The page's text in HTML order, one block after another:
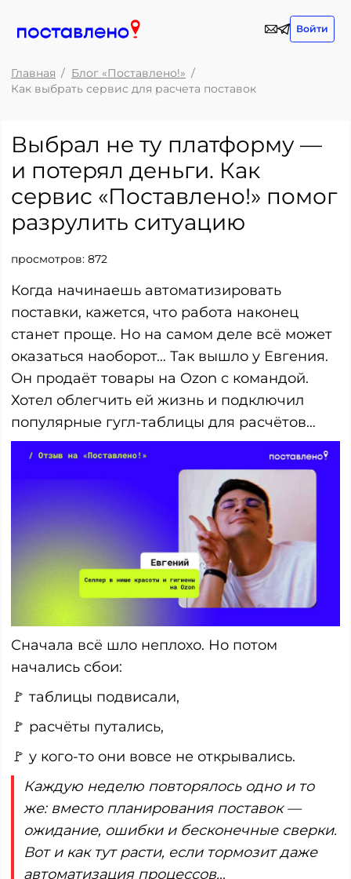
Войти
Главная
Блог «Поставлено!»
Как выбрать сервис для расчета поставок
Выбрал не ту платформу —
и потерял деньги. Как
сервис «Поставлено!» помог
разрулить ситуацию
просмотров: 872
Когда начинаешь автоматизировать
поставки, кажется, что работа наконец
станет проще. Но на самом деле всё может
оказаться наоборот… Так вышло у Евгения.
Он продаёт товары на Ozon с командой.
Хотел облегчить ей жизнь и подключил
популярные гугл-таблицы для расчётов…
Сначала всё шло неплохо. Но потом
начались сбои:
🚩 таблицы подвисали,
🚩 расчёты путались,
🚩 у кого-то они вовсе не открывались.
Каждую неделю повторялось одно и то
же: вместо планирования поставок —
ожидание, ошибки и бесконечные сверки.
Вот и как тут расти, если тормозит даже
автоматизация процессов…